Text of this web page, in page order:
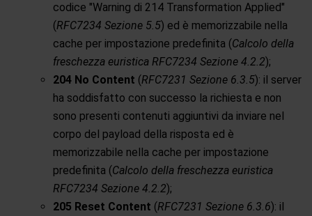
codice "Warning di 214 Transformation Applied"
(RFC7234 Sezione 5.5) ed è memorizzabile nella
cache per impostazione predefinita (Calcolo della
freschezza euristica RFC7234 Sezione 4.2.2);
204 No Content (RFC7231 Sezione 6.3.5): il server
ha soddisfatto con successo la richiesta e non
sono presenti contenuti aggiuntivi da inviare nel
corpo del payload della risposta ed è
memorizzabile nella cache per impostazione
predefinita (Calcolo della freschezza euristica
RFC7234 Sezione 4.2.2);
205 Reset Content (RFC7231 Sezione 6.3.6): il